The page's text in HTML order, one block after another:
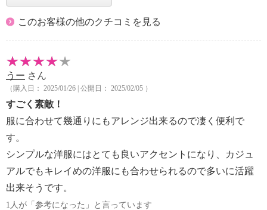
このお客様の他のクチコミを見る
うー さん
（購入日： 2025/01/26 | 公開日： 2025/02/05 ）
すごく素敵！
服に合わせて幾通りにもアレンジ出来るので凄く便利で
す。
シンプルな洋服にはとても良いアクセントになり、カジュ
アルでもキレイめの洋服にも合わせられるので多いに活躍
出来そうです。
1人が「参考になった」と言っています